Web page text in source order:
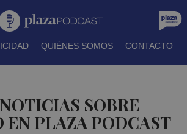
QUIÉNES SOMOS CONTACTO
SOBRE
EN PLAZA PODCAST